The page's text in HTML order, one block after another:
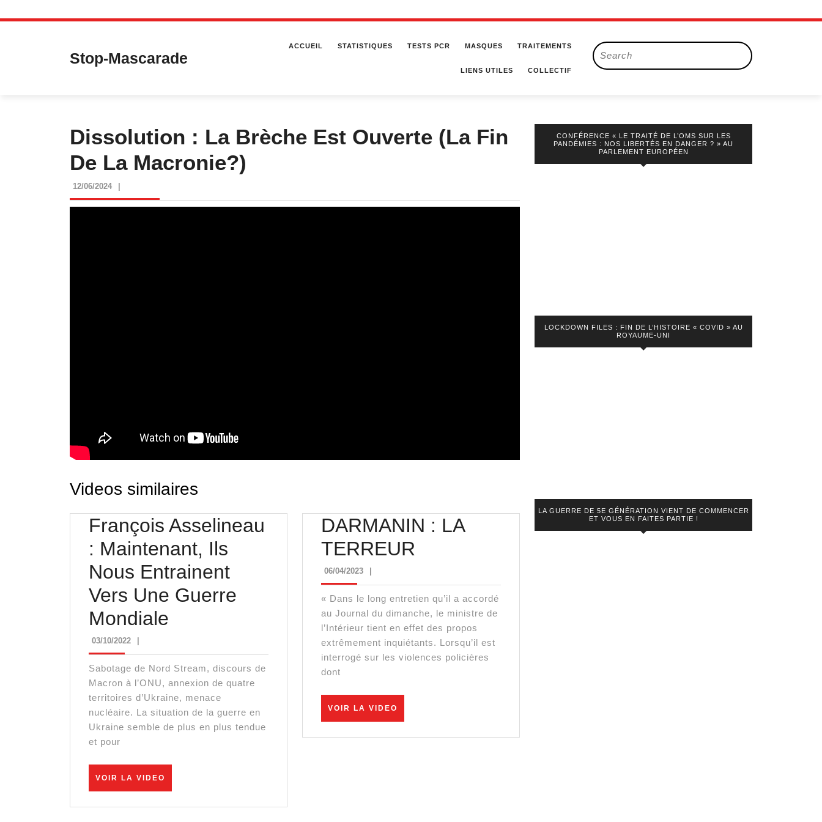
Skip
Stop-Mascarade
ACCUEIL STATISTIQUES TESTS PCR MASQUES TRAITEMENTS
LIENS UTILES COLLECTIF
Search
for:
Dissolution : La Brèche Est Ouverte (La Fin
De La Macronie?)
12/06/202412/06/2024
Videos similaires
François Asselineau
: Maintenant, Ils
Nous Entrainent
Vers Une Guerre
Mondiale
:
Maintenant,
Ils
Nous
Une
03/10/202203/10/2022
Sabotage de Nord Stream, discours de
Macron à l’ONU, annexion de quatre
territoires d’Ukraine, menace
nucléaire. La situation de la guerre en
Ukraine semble de plus en plus tendue
et pour
VOIR LA VIDEO
DARMANIN : LA
TERREUR
LA
TERREUR
06/04/202306/04/2023
« Dans le long entretien qu’il a accordé
au Journal du dimanche, le ministre de
l’Intérieur tient en effet des propos
extrêmement inquiétants. Lorsqu’il est
interrogé sur les violences policières
dont
VOIR LA VIDEO
CONFÉRENCE « LE TRAITÉ DE L’OMS SUR LES
PANDÉMIES : NOS LIBERTÉS EN DANGER ? » AU
PARLEMENT EUROPÉEN
LOCKDOWN FILES : FIN DE L’HISTOIRE « COVID » AU
ROYAUME-UNI
LA GUERRE DE 5E GÉNÉRATION VIENT DE COMMENCER
ET VOUS EN FAITES PARTIE !